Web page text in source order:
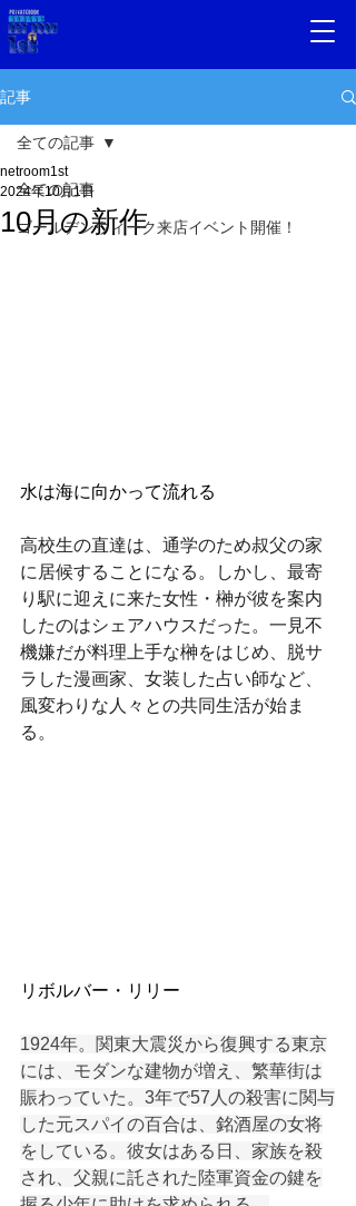
記事
全ての記事
ゴールデンウィーク来店イベント開催！
全ての記事
10月の新作
netroom1st
2024年10月1日
水は海に向かって流れる
高校生の直達は、通学のため叔父の家
に居候することになる。しかし、最寄
り駅に迎えに来た女性・榊が彼を案内
したのはシェアハウスだった。一見不
機嫌だが料理上手な榊をはじめ、脱サ
ラした漫画家、女装した占い師など、
風変わりな人々との共同生活が始ま
る。
リボルバー・リリー
1924年。関東大震災から復興する東京
には、モダンな建物が増え、繁華街は
賑わっていた。3年で57人の殺害に関与
した元スパイの百合は、銘酒屋の女将
をしている。彼女はある日、家族を殺
され、父親に託された陸軍資金の鍵を